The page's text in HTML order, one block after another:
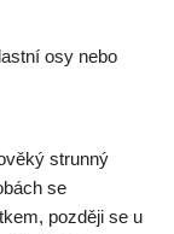
osy nebo
strunný
se
později se u